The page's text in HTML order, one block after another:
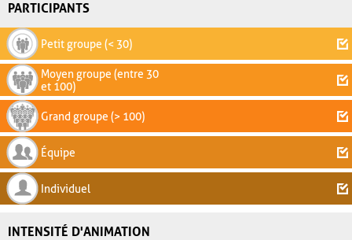
PARTICIPANTS
Petit groupe (< 30)
Moyen groupe (entre 30
et 100)
Grand groupe (> 100)
Équipe
Individuel
INTENSITÉ D'ANIMATION